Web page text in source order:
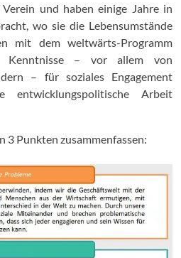
und haben einige Jahre in
wo sie die Lebensumstände
mit dem weltwärts-Programm
Kenntnisse – vor allem von
– für soziales Engagement
Arbeit
3 Punkten zusammenfassen: